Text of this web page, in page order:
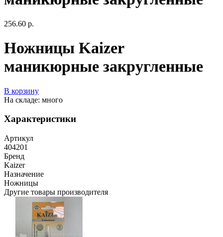
256.60 р.
Ножницы Kaizer
маникюрные закругленные
В корзину
На складе: много
Характеристики
Артикул
404201
Бренд
Kaizer
Назначение
Ножницы
Другие товары производителя